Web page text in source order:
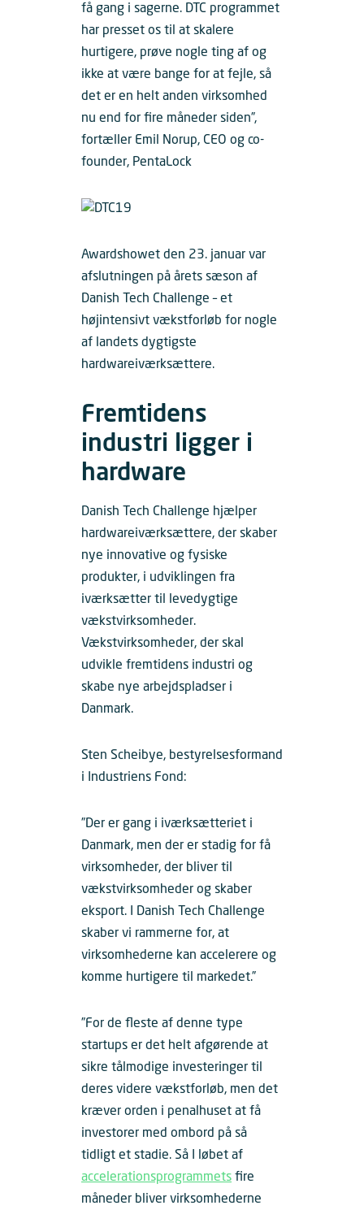
få gang i sagerne. DTC programmet
har presset os til at skalere
hurtigere, prøve nogle ting af og
ikke at være bange for at fejle, så
det er en helt anden virksomhed
nu end for fire måneder siden”,
fortæller Emil Norup, CEO og co-
founder, PentaLock
Awardshowet den 23. januar var
afslutningen på årets sæson af
Danish Tech Challenge – et
højintensivt vækstforløb for nogle
af landets dygtigste
hardwareiværksættere.
Fremtidens
industri ligger i
hardware
Danish Tech Challenge hjælper
hardwareiværksættere, der skaber
nye innovative og fysiske
produkter, i udviklingen fra
iværksætter til levedygtige
vækstvirksomheder.
Vækstvirksomheder, der skal
udvikle fremtidens industri og
skabe nye arbejdspladser i
Danmark.
Sten Scheibye, bestyrelsesformand
i Industriens Fond:
”Der er gang i iværksætteriet i
Danmark, men der er stadig for få
virksomheder, der bliver til
vækstvirksomheder og skaber
eksport. I Danish Tech Challenge
skaber vi rammerne for, at
virksomhederne kan accelerere og
komme hurtigere til markedet.”
”For de fleste af denne type
startups er det helt afgørende at
sikre tålmodige investeringer til
deres videre vækstforløb, men det
kræver orden i penalhuset at få
investorer med ombord på så
tidligt et stadie. Så I løbet af
accelerationsprogrammets fire
måneder bliver virksomhederne